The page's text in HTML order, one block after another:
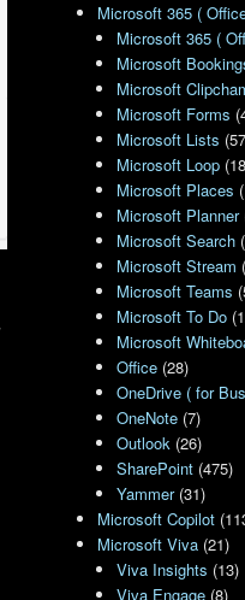
Microsoft 365 (
Microsoft 365 (
Microsoft
Microsoft
Microsoft Forms
Microsoft Lists
Microsoft Loop
Microsoft Places
Microsoft Planner
Microsoft Search
Microsoft Stream
Microsoft Teams
Microsoft To Do
Microsoft
Office (28)
OneDrive ( for
OneNote (7)
Outlook (26)
SharePoint (475)
Yammer(31)
Microsoft Copilot
Microsoft Viva (21)
Viva Insights (13)
Viva Engage (8)